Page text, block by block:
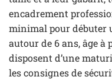
encadrement
minimal pour débuter
autour de 6 ans, âge
disposent d’une
les consignes de